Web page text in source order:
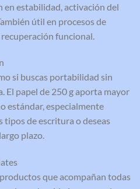
estabilidad, activación del
útil en procesos de
funcional.
si buscas portabilidad sin
El papel de 250 g aporta mayor
estándar, especialmente
de escritura o deseas
plazo.
que acompañan todas